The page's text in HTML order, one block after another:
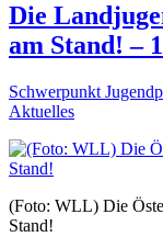
Die
am Stand! –
Schwerpunkt
Aktuelles
(Foto: WLL) Die
Stand!